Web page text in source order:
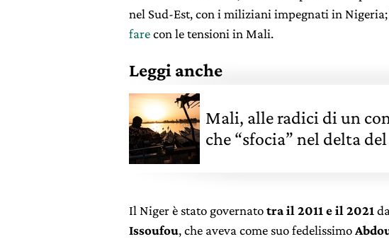
nel Sud-Est, con i miliziani impegnati in Nigeria;
farecon le tensioni in Mali.
Leggi anche
Mali, alle radici di un
che “sfocia” nel delta
Il Niger è stato governatotra il 2011 e il 2021
Issoufou, che aveva come suo fedelissimo